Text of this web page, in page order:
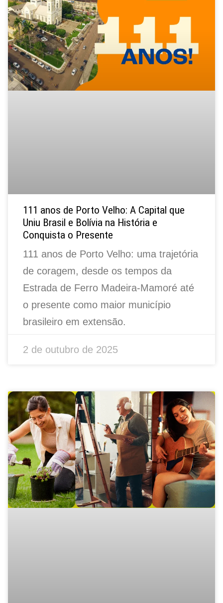
111 anos de Porto Velho: A Capital que
Uniu Brasil e Bolívia na História e
Conquista o Presente
111 anos de Porto Velho: uma trajetória
de coragem, desde os tempos da
Estrada de Ferro Madeira-Mamoré até
o presente como maior município
brasileiro em extensão.
2 de outubro de 2025